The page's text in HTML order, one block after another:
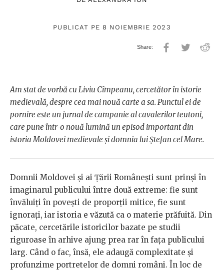
PUBLICAT PE 8 NOIEMBRIE 2023
Am stat de vorbă cu Liviu Cîmpeanu, cercetător în istorie
medievală, despre cea mai nouă carte a sa. Punctul ei de
pornire este un jurnal de campanie al cavalerilor teutoni,
care pune într-o nouă lumină un episod important din
istoria Moldovei medievale și domnia lui Ștefan cel Mare.
Domnii Moldovei şi ai Ţării Româneşti sunt prinși în
imaginarul publicului între două extreme: fie sunt
învăluiți în povești de proporții mitice, fie sunt
ignorați, iar istoria e văzută ca o materie prăfuită. Din
păcate, cercetările istoricilor bazate pe studii
riguroase în arhive ajung prea rar în fața publicului
larg. Când o fac, însă, ele adaugă complexitate și
profunzime portretelor de domni români. În loc de